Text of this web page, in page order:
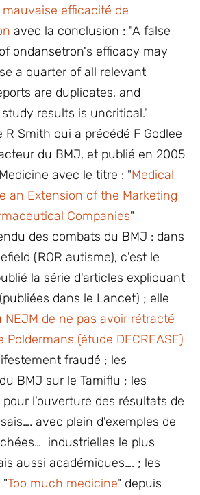
mauvaise efficacité de
avec la conclusion : "A false
ondansetron's efficacy may
a quarter of all relevant
are duplicates, and
results is uncritical."
R Smith qui a précédé F Godlee
du BMJ, et publié en 2005
avec le titre : "Medical
an Extension of the Marketing
Companies"
des combats du BMJ : dans
(ROR autisme), c'est le
la série d'articles expliquant
dans le Lancet) ; elle
NEJM de ne pas avoir rétracté
Poldermans (étude DECREASE)
fraudé ; les
BMJ sur le Tamiflu ; les
l'ouverture des résultats de
avec plein d'exemples de
industrielles le plus
aussi académiques…. ; les
"Too much medicine" depuis